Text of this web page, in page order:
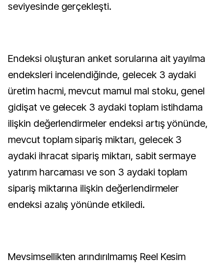
seviyesinde gerçekleşti.
Endeksi oluşturan anket sorularına ait yayılma
endeksleri incelendiğinde, gelecek 3 aydaki
üretim hacmi, mevcut mamul mal stoku, genel
gidişat ve gelecek 3 aydaki toplam istihdama
ilişkin değerlendirmeler endeksi artış yönünde,
mevcut toplam sipariş miktarı, gelecek 3
aydaki ihracat sipariş miktarı, sabit sermaye
yatırım harcaması ve son 3 aydaki toplam
sipariş miktarına ilişkin değerlendirmeler
endeksi azalış yönünde etkiledi.
Mevsimsellikten arındırılmamış Reel Kesim